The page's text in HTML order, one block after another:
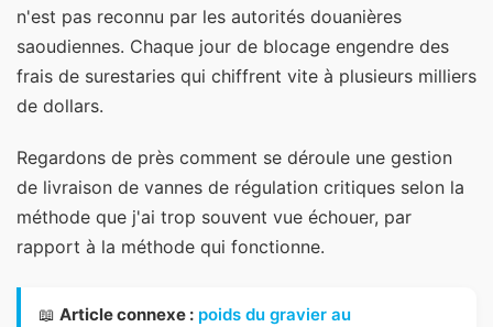
n'est pas reconnu par les autorités douanières
saoudiennes. Chaque jour de blocage engendre des
frais de surestaries qui chiffrent vite à plusieurs milliers
de dollars.
Regardons de près comment se déroule une gestion
de livraison de vannes de régulation critiques selon la
méthode que j'ai trop souvent vue échouer, par
rapport à la méthode qui fonctionne.
📖 Article connexe : poids du gravier au